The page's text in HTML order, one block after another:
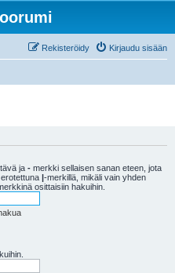
Kirjaudu sisään
Rekisteröidy
ja - merkki sellaisen sanan eteen, jota
|-merkillä, mikäli vain yhden
osittaisiin hakuihin.